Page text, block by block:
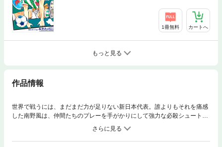
1冊無料 カートへ
もっと見る
作品情報
世界で戦うには、まだまだ力が足りない新日本代表。誰よりもそれを痛感
した南野風は、仲間たちのプレーを手がかりにして強力な必殺シュートを
あみ出そうとする。対フランス戦のハーフタイムが終わったとき、風は新
たな技《スカイドライブシュート》を手に入れていた！ 斬新な発想によ
り生まれたこの攻撃が、さっそく相手ゴールに襲いかかる！ だが、フィ